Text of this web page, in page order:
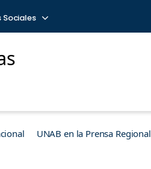
Sociales
UNAB en la Prensa Regional